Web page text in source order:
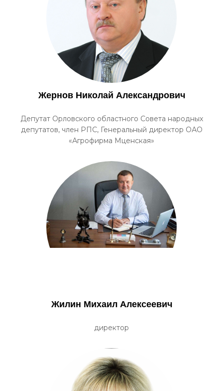
Жернов Николай Александрович
Депутат Орловского областного Совета народных
депутатов, член РПС, Генеральный директор ОАО
«Агрофирма Мценская»
Жилин Михаил Алексеевич
директор